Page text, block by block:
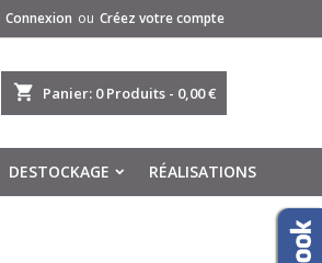
Connexion ou Créez votre compte
shopping_cart Panier: 0Produits - 0,00 €
DESTOCKAGE RÉALISATIONS